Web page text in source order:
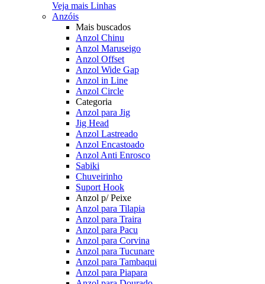
Veja mais Linhas
Anzóis
Mais buscados
Anzol Chinu
Anzol Maruseigo
Anzol Offset
Anzol Wide Gap
Anzol in Line
Anzol Circle
Categoria
Anzol para Jig
Jig Head
Anzol Lastreado
Anzol Encastoado
Anzol Anti Enrosco
Sabiki
Chuveirinho
Suport Hook
Anzol p/ Peixe
Anzol para Tilapia
Anzol para Traira
Anzol para Pacu
Anzol para Corvina
Anzol para Tucunare
Anzol para Tambaqui
Anzol para Piapara